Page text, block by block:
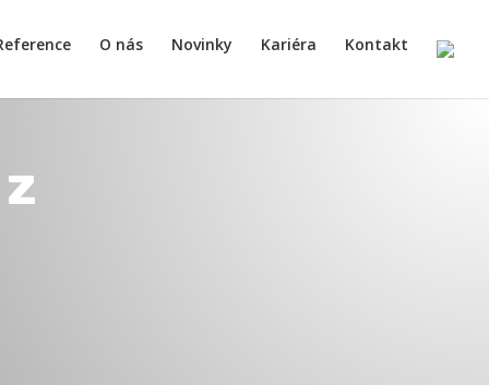
O nás Novinky Kariéra Kontakt